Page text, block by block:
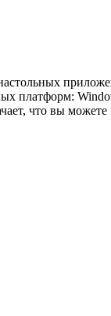
платформ:
что вы